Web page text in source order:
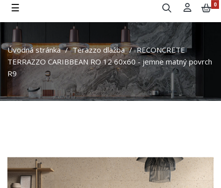
Toggle navigation
☰ 0
Úvodná stránka Terazzo dlažba
RECONCRETE
TERRAZZO CARIBBEAN RO 12 60x60 - jemne matný povrch
R9